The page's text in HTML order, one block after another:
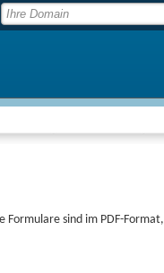
Formulare sind im PDF-Format,